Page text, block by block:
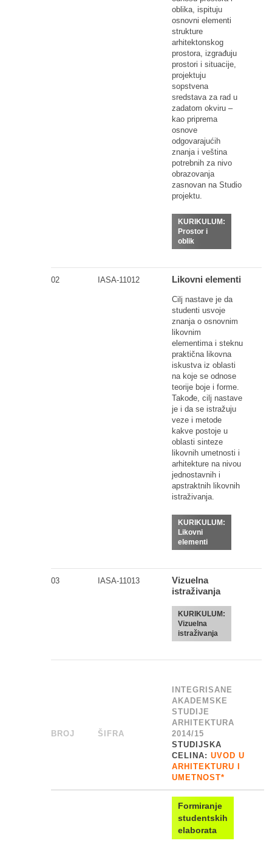
oblika, ispituju
osnovni elementi
strukture
arhitektonskog
prostora, izgrađuju
prostori i situacije,
projektuju
sopstvena
sredstava za rad u
zadatom okviru –
kao priprema
osnove
odgovarajućih
znanja i veština
potrebnih za nivo
obrazovanja
zasnovan na Studio
projektu.
KURIKULUM:
Prostor i
oblik
02 IASA-11012 Likovni elementi
Cilj nastave je da
studenti usvoje
znanja o osnovnim
likovnim
elementima i steknu
praktična likovna
iskustva iz oblasti
na koje se odnose
teorije boje i forme.
Takođe, cilj nastave
je i da se istražuju
veze i metode
kakve postoje u
oblasti sinteze
likovnih umetnosti i
arhitekture na nivou
jednostavnih i
apstraktnih likovnih
istraživanja.
KURIKULUM:
Likovni
elementi
03 IASA-11013
Vizuelna
istraživanja
KURIKULUM:
Vizuelna
istraživanja
BROJ ŠIFRA
INTEGRISANE
AKADEMSKE
STUDIJE
ARHITEKTURA
2014/15
STUDIJSKA
CELINA: UVOD U
ARHITEKTURU I
UMETNOST*
Formiranje
studentskih
elaborata